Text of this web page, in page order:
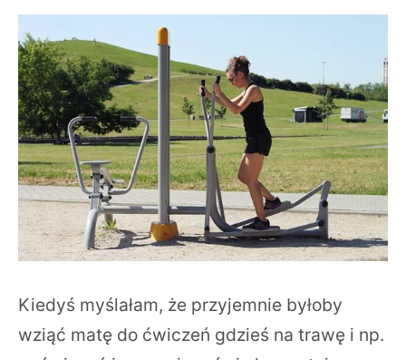
Kiedyś myślałam, że przyjemnie byłoby
wziąć matę do ćwiczeń gdzieś na trawę i np.